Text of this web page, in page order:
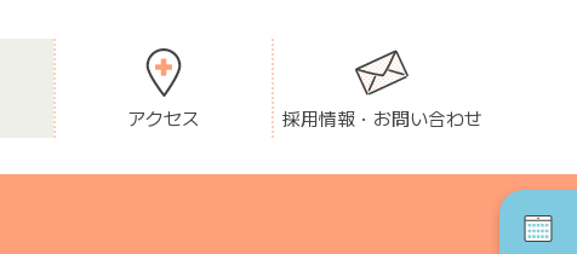
アクセス 採用情報・お問い合わせ